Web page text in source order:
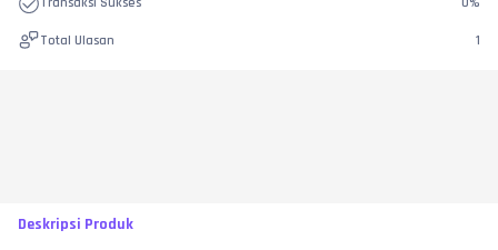
Total Ulasan 1
Deskripsi Produk